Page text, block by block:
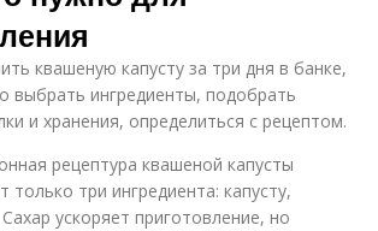
квашеную капусту за три дня в банке,
выбрать ингредиенты, подобрать
и хранения, определиться с рецептом.
рецептура квашеной капусты
только три ингредиента: капусту,
ускоряет приготовление, но